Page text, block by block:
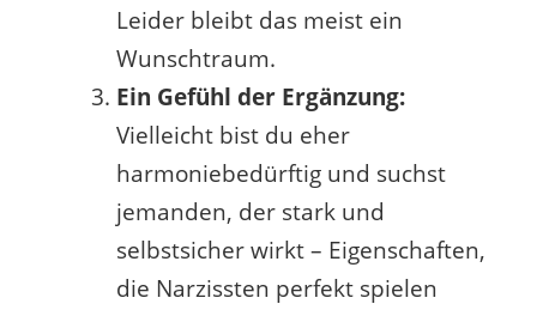
Leider bleibt das meist ein
Wunschtraum.
Ein Gefühl der Ergänzung:
Vielleicht bist du eher
harmoniebedürftig und suchst
jemanden, der stark und
selbstsicher wirkt – Eigenschaften,
die Narzissten perfekt spielen